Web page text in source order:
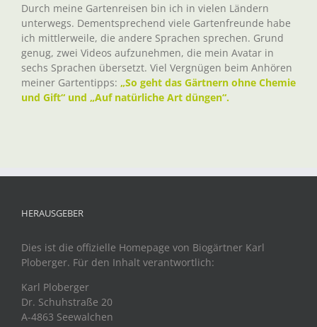
Durch meine Gartenreisen bin ich in vielen Ländern
unterwegs. Dementsprechend viele Gartenfreunde habe
ich mittlerweile, die andere Sprachen sprechen. Grund
genug, zwei Videos aufzunehmen, die mein Avatar in
sechs Sprachen übersetzt. Viel Vergnügen beim Anhören
meiner Gartentipps: „So geht das Gärtnern ohne Chemie
und Gift“ und „Auf natürliche Art düngen“.
HERAUSGEBER
Dies ist die offizielle Homepage von Biogärtner Karl
Ploberger. Für den Inhalt verantwortlich:
Karl Ploberger
Dr. Schuhstraße 20
A-4863 Seewalchen